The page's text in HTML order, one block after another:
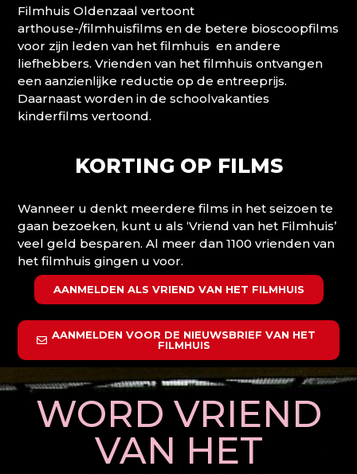
Filmhuis Oldenzaal vertoont
arthouse-/filmhuisfilms en de betere bioscoopfilms
voor zijn leden van het filmhuis en andere
liefhebbers. Vrienden van het filmhuis ontvangen
een aanzienlijke reductie op de entreeprijs.
Daarnaast worden in de schoolvakanties
kinderfilms vertoond.
KORTING OP FILMS
Wanneer u denkt meerdere films in het seizoen te
gaan bezoeken, kunt u als ‘Vriend van het Filmhuis’
veel geld besparen. Al meer dan 1100 vrienden van
het filmhuis gingen u voor.
AANMELDEN ALS VRIEND VAN HET FILMHUIS
AANMELDEN VOOR DE NIEUWSBRIEF VAN HET
FILMHUIS
WORD VRIEND
VAN HET